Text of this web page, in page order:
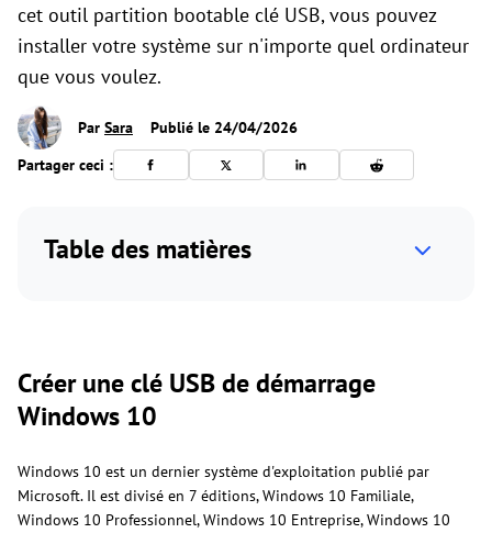
cet outil partition bootable clé USB, vous pouvez
installer votre système sur n'importe quel ordinateur
que vous voulez.
Par Sara
Publié le 24/04/2026
Partager ceci :
Table des matières
Créer une clé USB de démarrage
Windows 10
Windows 10 est un dernier système d'exploitation publié par
Microsoft. Il est divisé en 7 éditions, Windows 10 Familiale,
Windows 10 Professionnel, Windows 10 Entreprise, Windows 10